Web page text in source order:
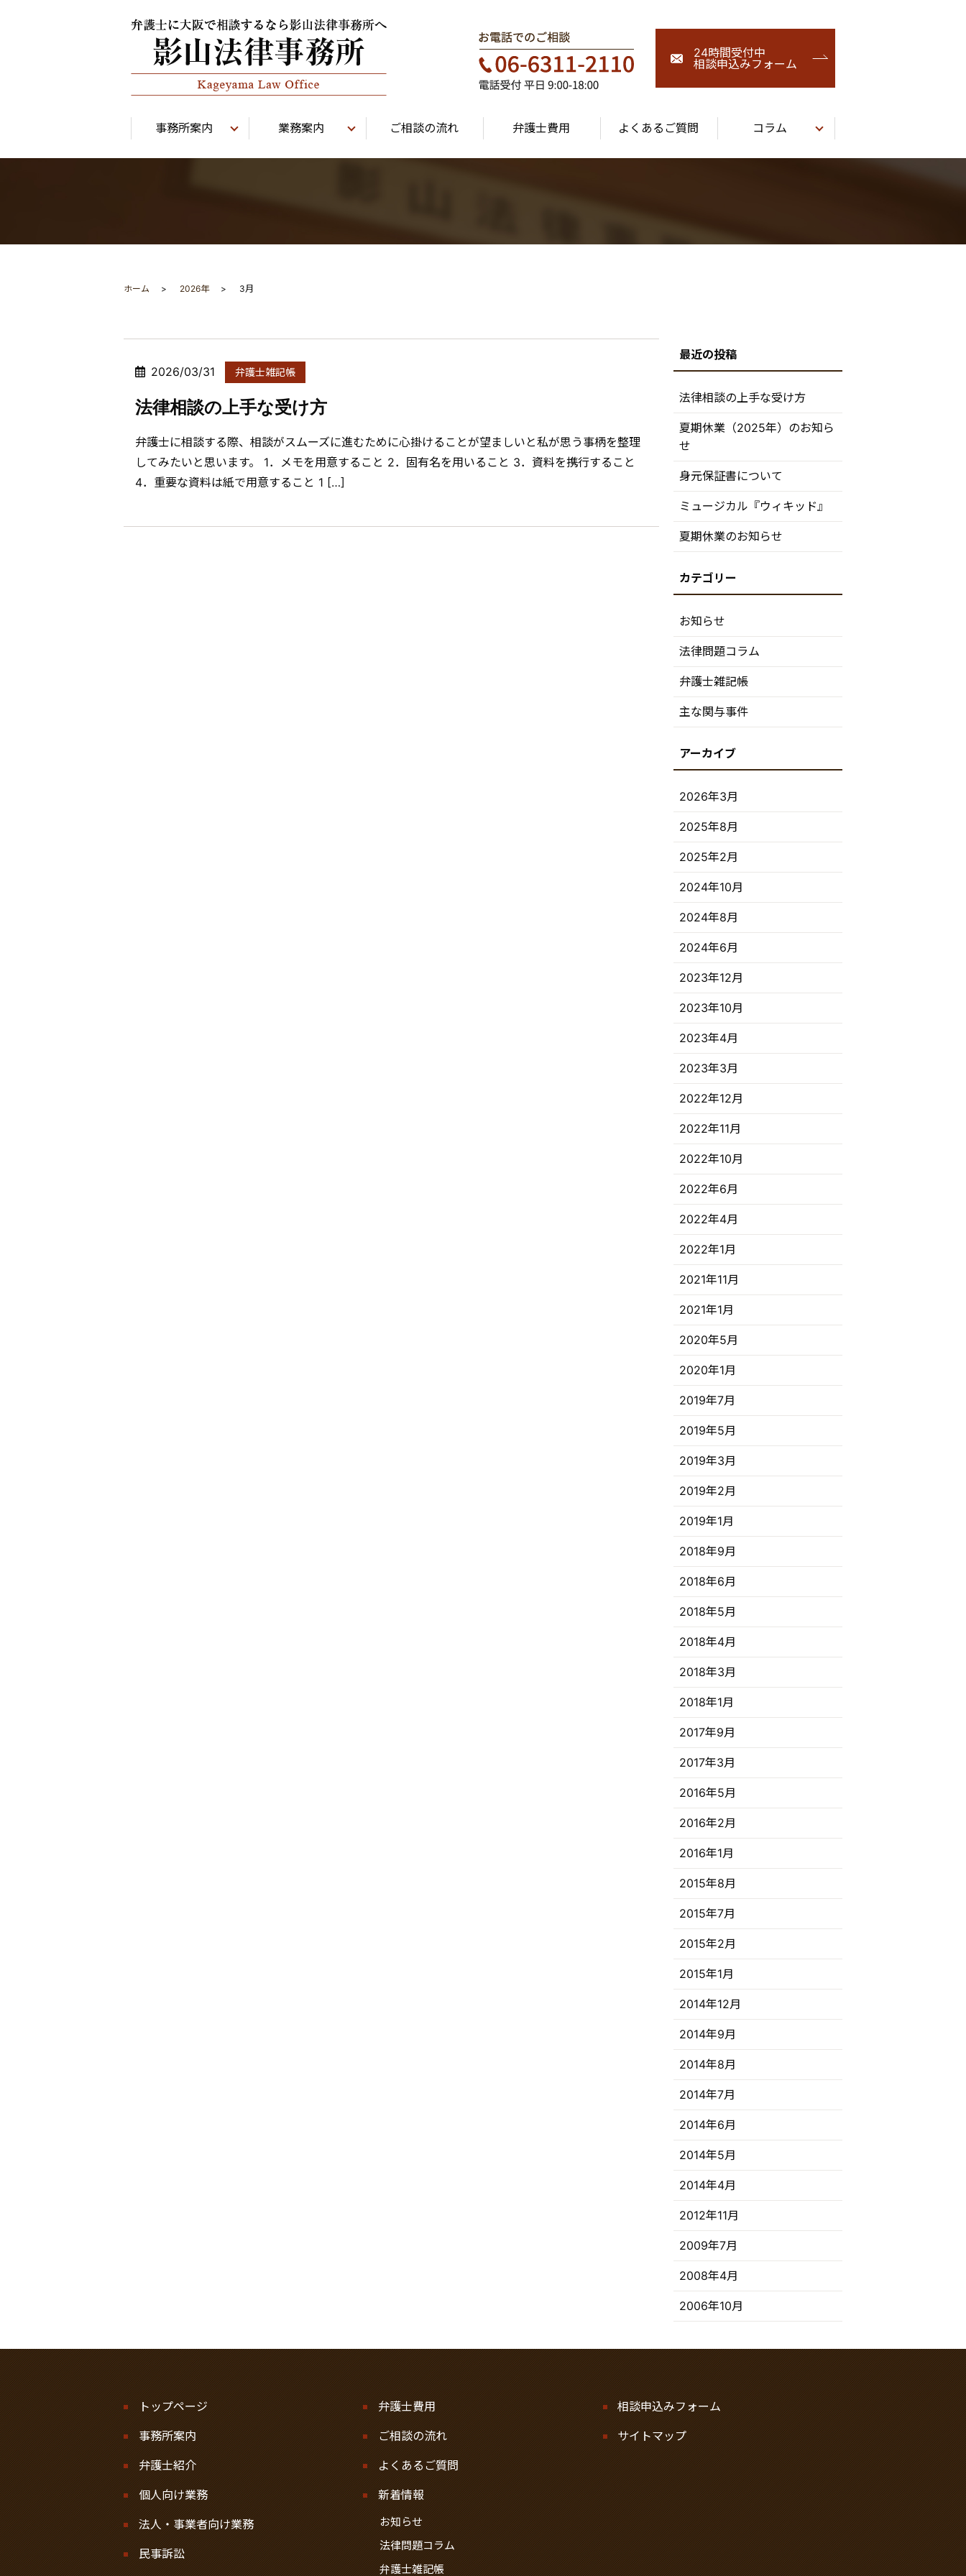
事務所案内 業務案内 ご相談の流れ 弁護士費用 よくあるご質問 コラム
24時間受付中
相談申込みフォーム
ホーム 2026年 3月
2026/03/31 弁護士雑記帳
法律相談の上手な受け方
弁護士に相談する際、相談がスムーズに進むために心掛けることが望ましいと私が思う事柄を整理
してみたいと思います。 1．メモを用意すること 2．固有名を用いること 3．資料を携行すること
4．重要な資料は紙で用意すること 1 […]
法律相談の上手な受け方
夏期休業（2025年）のお知ら
せ
身元保証書について
ミュージカル『ウィキッド』
夏期休業のお知らせ
お知らせ
法律問題コラム
弁護士雑記帳
主な関与事件
2026年3月
2025年8月
2025年2月
2024年10月
2024年8月
2024年6月
2023年12月
2023年10月
2023年4月
2023年3月
2022年12月
2022年11月
2022年10月
2022年6月
2022年4月
2022年1月
2021年11月
2021年1月
2020年5月
2020年1月
2019年7月
2019年5月
2019年3月
2019年2月
2019年1月
2018年9月
2018年6月
2018年5月
2018年4月
2018年3月
2018年1月
2017年9月
2017年3月
2016年5月
2016年2月
2016年1月
2015年8月
2015年7月
2015年2月
2015年1月
2014年12月
2014年9月
2014年8月
2014年7月
2014年6月
2014年5月
2014年4月
2012年11月
2009年7月
2008年4月
2006年10月
トップページ
事務所案内
弁護士紹介
個人向け業務
法人・事業者向け業務
民事訴訟
弁護士費用
ご相談の流れ
よくあるご質問
新着情報
お知らせ
法律問題コラム
弁護士雑記帳
相談申込みフォーム
サイトマップ